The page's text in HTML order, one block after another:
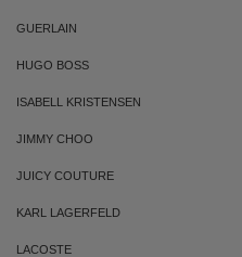
GUERLAIN
HUGO BOSS
ISABELL KRISTENSEN
JIMMY CHOO
JUICY COUTURE
KARL LAGERFELD
LACOSTE